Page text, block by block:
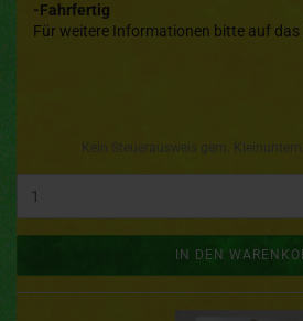
-Fahrfertig
Für weitere Informationen bitte auf das
IN DEN